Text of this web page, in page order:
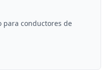
para conductores de